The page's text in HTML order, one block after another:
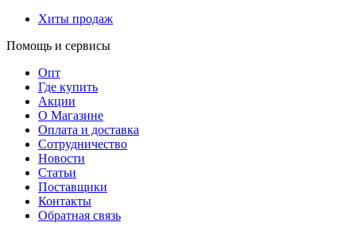
Хиты продаж
Помощь и сервисы
Опт
Где купить
Акции
О Магазине
Оплата и доставка
Сотрудничество
Новости
Статьи
Поставщики
Контакты
Обратная связь